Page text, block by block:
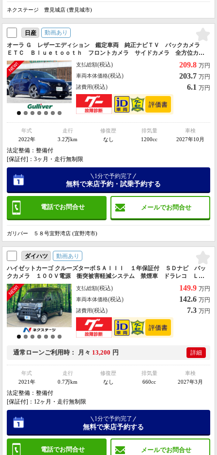
ネクステージ 豊見城店 (豊見城市)
日産
動画あり
オーラ Ｇ レザーエディション 鑑定車両 純正ナビＴＶ バックカメラ
ＥＴＣ Ｂｌｕｅｔｏｏｔｈ フロントカメラ サイドカメラ 全方位カメ
ラ ドライブレコーダー ＵＳＢ入力端子 ＨＤＭＩ デジタルインナーミ
ラー ＢＯＳＥスピーカー
支払総額(税込) 209.8 万円
車両本体価格(税込) 203.7 万円
諸費用(税込) 6.1 万円
年式
2022年
走行
3.2万km
修復歴
なし
排気量
1200cc
車検
2027年10月
法定整備：整備付
[保証付]：3ヶ月・走行無制限
電話でお問合せ メールでお問合せ
1分で予約完了
無料で来店予約・試乗予約する
ガリバー ５８号宜野湾店 (宜野湾市)
ダイハツ
動画あり
ハイゼットカーゴ クルーズターボＳＡＩＩＩ １年保証付 ＳＤナビ バッ
クカメラ １００Ｖ電源 衝突被害軽減システム 禁煙車 ドラレコ ＬＥ
Ｄヘッド ＥＴＣ オートハイビーム オートライト Ｂｌｕｅｔｏｏｔ
ｈ ＣＤ ＤＶＤ再生 フルセグ
支払総額(税込) 149.9 万円
車両本体価格(税込) 142.6 万円
諸費用(税込) 7.3 万円
通常ローンご利用時 月々 13,200 円 詳細
年式
2021年
走行
0.7万km
修復歴
なし
排気量
660cc
車検
2027年3月
法定整備：整備付
[保証付]：12ヶ月・走行無制限
電話でお問合せ メールでお問合せ
1分で予約完了
無料で来店予約する